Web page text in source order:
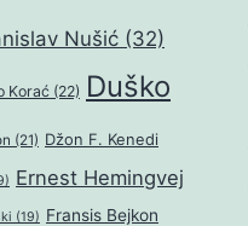
Nušić (32)
Korać (22) Duško
(21) Džon F. Kenedi
Ernest Hemingvej
(19) Fransis Bejkon